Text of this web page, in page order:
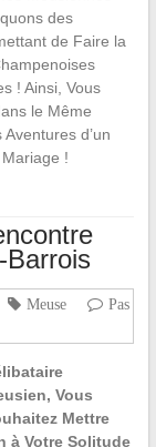
des
de Faire la
! Ainsi, Vous
le Même
d’un
!
Barrois
Meuse
Pas
Vous
Mettre
à Votre Solitude